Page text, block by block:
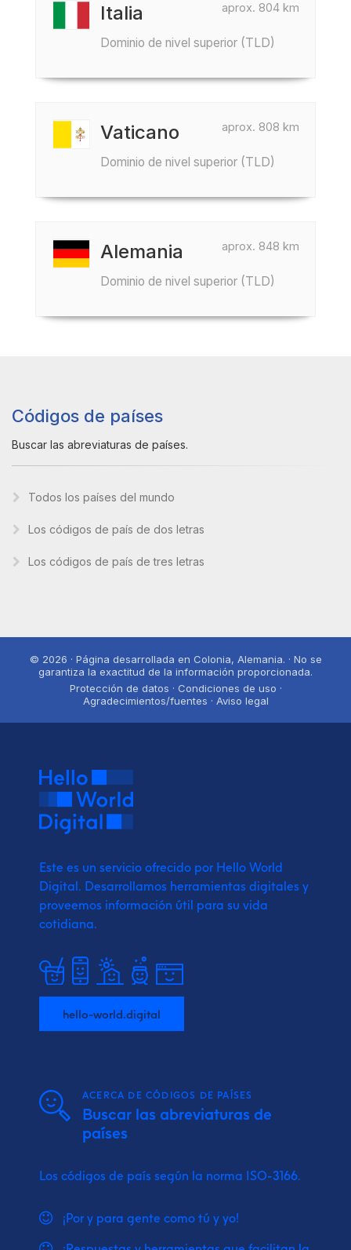
aprox. 804 km
Italia
Dominio de nivel superior (TLD)
aprox. 808 km
Vaticano
Dominio de nivel superior (TLD)
aprox. 848 km
Alemania
Dominio de nivel superior (TLD)
Códigos de países
Buscar las abreviaturas de países.
Todos los países del mundo
Los códigos de país de dos letras
Los códigos de país de tres letras
© 2026 · Página desarrollada en Colonia, Alemania. · No se
garantiza la exactitud de la información proporcionada.
Protección de datos · Condiciones de uso ·
Agradecimientos/fuentes · Aviso legal
Este es un servicio ofrecido por Hello World
Digital. Desarrollamos herramientas digitales y
proveemos información útil para su vida
cotidiana.
hello-world.digital
ACERCA DE CÓDIGOS DE PAÍSES
Buscar las abreviaturas de
países
Los códigos de país según la norma ISO-3166.
¡Por y para gente como tú y yo!